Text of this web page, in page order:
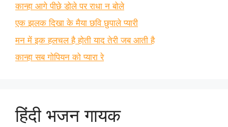
कान्हा आगे पीछे डोले पर राधा न बोले
एक झलक दिखा के मैया छवि छुपाले प्यारी
मन में इक हलचल है होती याद तेरी जब आती है
कान्हा सब गोपियन को प्यारा रे
हिंदी भजन गायक